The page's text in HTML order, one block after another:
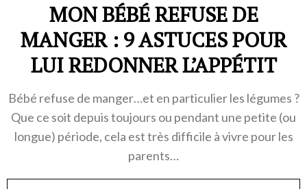
MON BÉBÉ REFUSE DE
MANGER : 9 ASTUCES POUR
LUI REDONNER L’APPÉTIT
Bébé refuse de manger…et en particulier les légumes ?
Que ce soit depuis toujours ou pendant une petite (ou
longue) période, cela est très difficile à vivre pour les
parents…